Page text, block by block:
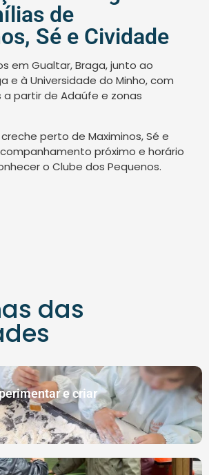
de
Sé e Cividade
em Gualtar, Braga, junto ao
e à Universidade do Minho, com
partir de Adaúfe e zonas
perto de Maximinos, Sé e
próximo e horário
o Clube dos Pequenos.
das
e criar